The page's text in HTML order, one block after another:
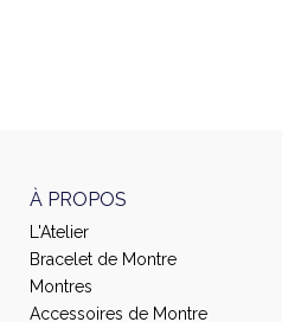
À PROPOS
L'Atelier
Bracelet de Montre
Montres
Accessoires de Montre